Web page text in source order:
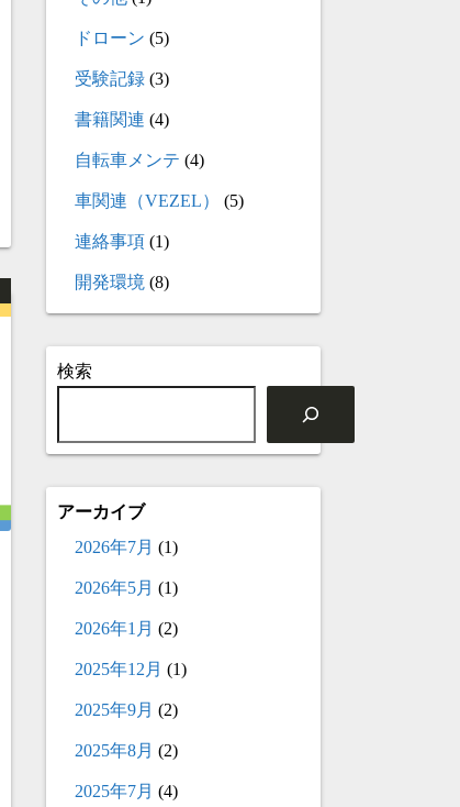
ドローン (5)
受験記録 (3)
書籍関連 (4)
自転車メンテ (4)
車関連（VEZEL）
(5)
連絡事項 (1)
開発環境 (8)
検索
アーカイブ
2026年7月 (1)
2026年5月 (1)
2026年1月 (2)
2025年12月 (1)
2025年9月 (2)
2025年8月 (2)
2025年7月 (4)